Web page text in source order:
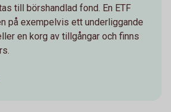
till börshandlad fond. En ETF
på exempelvis ett underliggande
en korg av tillgångar och finns